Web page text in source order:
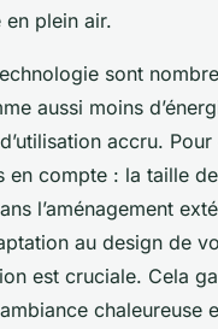
plein air.
sont
aussi moins
accru.
compte : la taille
l’aménagement
au design de
est cruciale. Cela
chaleureuse